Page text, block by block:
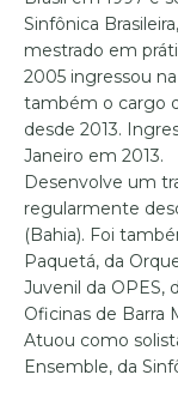
Sinfônica
mestrado em
2005 ingressou
também o cargo
desde 2013.
Janeiro em 2013.
Desenvolve um
regularmente
(Bahia). Foi
Paquetá, da
Juvenil da OPES,
Oficinas de Barra
Atuou como
Ensemble, da